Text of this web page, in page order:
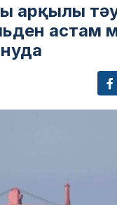
арқылы
астам